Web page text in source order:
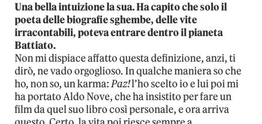
Una bella intuizione la sua. Ha capito che solo il
poeta delle biografie sghembe, delle vite
irracontabili, poteva entrare dentro il pianeta
Battiato.
Non mi dispiace affatto questa definizione, anzi, ti
dirò, ne vado orgoglioso. In qualche maniera so che
ho, non so, un karma:Paz!l’ho scelto io e lui poi mi
ha portato Aldo Nove, che ha insistito per fare un
film da quel suo libro così personale, e ora arriva